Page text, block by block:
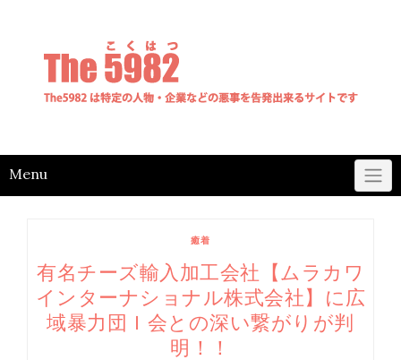
Menu
癒着
有名チーズ輸入加工会社【ムラカワ
インターナショナル株式会社】に広
域暴力団Ｉ会との深い繋がりが判
明！！